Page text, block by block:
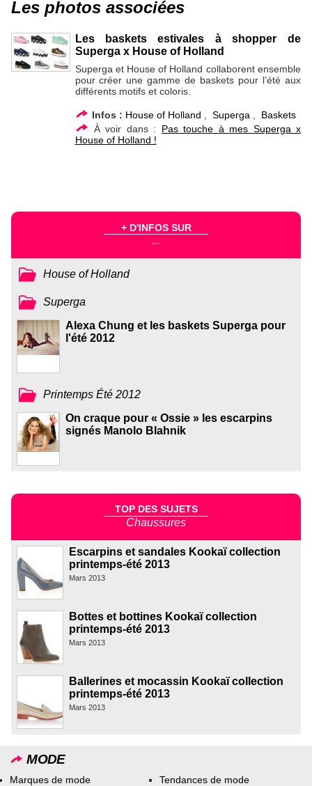
Les photos associées
Les baskets estivales à shopper de
Superga x House of Holland
Superga et House of Holland collaborent ensemble
pour créer une gamme de baskets pour l’été aux
différents motifs et coloris.
Infos : House of Holland Superga
Baskets
À voir dans : Pas touche à mes Superga x
House of Holland !
+ D'INFOS SUR
...
House of Holland
Superga
Alexa Chung et les baskets Superga pour
l'été 2012
Printemps Été 2012
On craque pour « Ossie » les escarpins
signés Manolo Blahnik
TOP DES SUJETS
Chaussures
Escarpins et sandales Kookaï collection
printemps-été 2013
Mars 2013
Bottes et bottines Kookaï collection
printemps-été 2013
Mars 2013
Ballerines et mocassin Kookaï collection
printemps-été 2013
Mars 2013
MODE
Marques de mode Tendances de mode